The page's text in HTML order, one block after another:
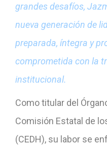
grandes desafíos,
nueva generación de
preparada, íntegra y
comprometida con la
institucional.
Como titular del
Comisión Estatal de
(CEDH), su labor se